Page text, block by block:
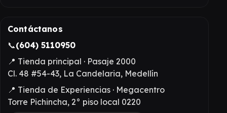
Contáctanos
📞(604) 5110950
📍 Tienda principal · Pasaje 2000
Cl. 48 #54-43, La Candelaria, Medellín
📍 Tienda de Experiencias · Megacentro
Torre Pichincha, 2° piso local 0220